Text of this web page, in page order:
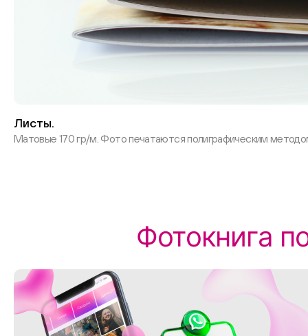
Листы.
Матовые 170 гр/м. Фото печатаются полиграфическим
Фотокнига